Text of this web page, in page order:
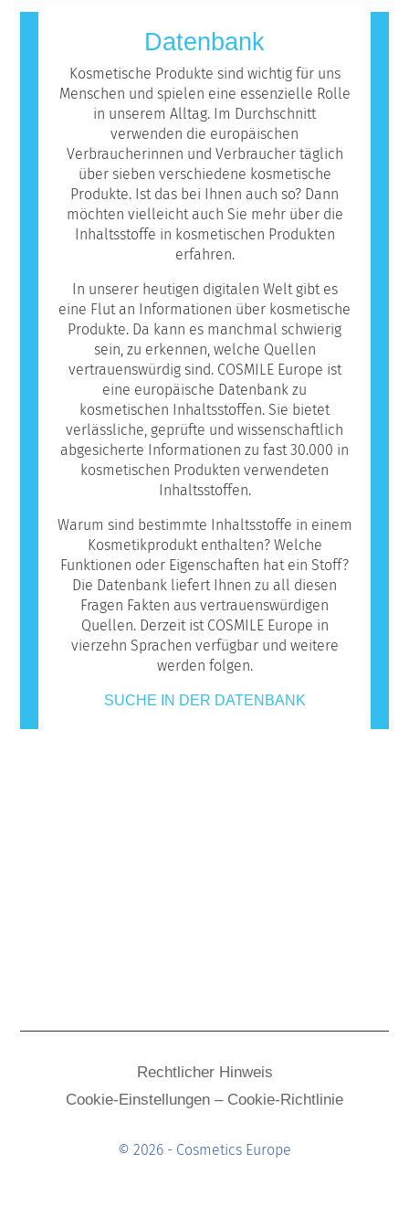
Körperpflegeprodukte können Inhaltsstoffe
enthalten, die bei manchen Menschen eine
Allergie auslösen können. Das bedeutet
jedoch nicht, dass das Produkt für andere
Personen nicht sicher ist.
Datenbank
Kosmetische Produkte sind wichtig für uns
Menschen und spielen eine essenzielle Rolle
in unserem Alltag. Im Durchschnitt
verwenden die europäischen
Verbraucherinnen und Verbraucher täglich
über sieben verschiedene kosmetische
Produkte. Ist das bei Ihnen auch so? Dann
möchten vielleicht auch Sie mehr über die
Inhaltsstoffe in kosmetischen Produkten
erfahren.
In unserer heutigen digitalen Welt gibt es
eine Flut an Informationen über kosmetische
Produkte. Da kann es manchmal schwierig
sein, zu erkennen, welche Quellen
vertrauenswürdig sind. COSMILE Europe ist
eine europäische Datenbank zu
kosmetischen Inhaltsstoffen. Sie bietet
verlässliche, geprüfte und wissenschaftlich
abgesicherte Informationen zu fast 30.000 in
kosmetischen Produkten verwendeten
Inhaltsstoffen.
Warum sind bestimmte Inhaltsstoffe in einem
Kosmetikprodukt enthalten? Welche
Funktionen oder Eigenschaften hat ein Stoff?
Die Datenbank liefert Ihnen zu all diesen
Fragen Fakten aus vertrauenswürdigen
Quellen. Derzeit ist COSMILE Europe in
vierzehn Sprachen verfügbar und weitere
werden folgen.
SUCHE IN DER DATENBANK
Rechtlicher Hinweis
Cookie-Einstellungen – Cookie-Richtlinie
© 2026 - Cosmetics Europe